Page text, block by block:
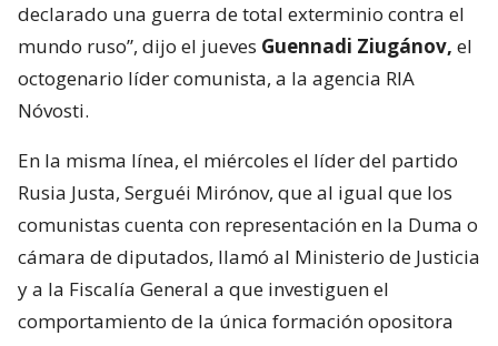
declarado una guerra de total exterminio contra el
mundo ruso”, dijo el jueves Guennadi Ziugánov, el
octogenario líder comunista, a la agencia RIA
Nóvosti.
En la misma línea, el miércoles el líder del partido
Rusia Justa, Serguéi Mirónov, que al igual que los
comunistas cuenta con representación en la Duma o
cámara de diputados, llamó al Ministerio de Justicia
y a la Fiscalía General a que investiguen el
comportamiento de la única formación opositora